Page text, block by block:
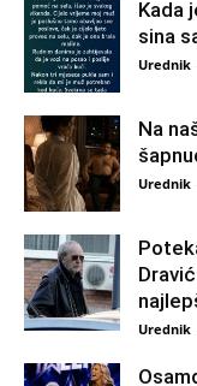
Kada
sina
Urednik
Na
Urednik
Urednik